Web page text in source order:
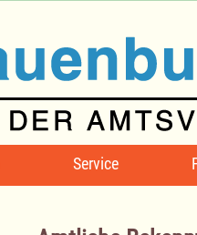
Service